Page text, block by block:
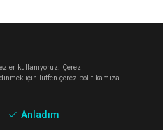
kullanıyoruz. Çerez
için lütfen çerez politikamıza
Anladım